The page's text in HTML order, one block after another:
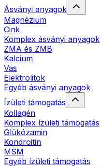
Ásványi anyagok
Magnézium
Cink
Komplex ásványi anyagok
ZMA és ZMB
Kalcium
Vas
Elektrolitok
Egyéb ásványi anyagok
Ízületi támogatás
Kollagén
Komplex ízületi támogatás
Glükózamin
Kondroitin
MSM
Egyéb ízületi támogatás